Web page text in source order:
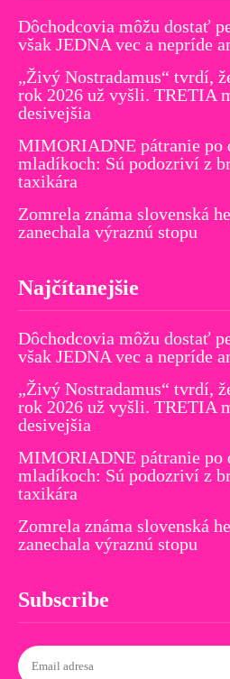
Dôchodcovia môžu dostať
však JEDNA vec a nepríde
„Živý Nostradamus“ tvrdí,
rok 2026 už vyšli. TRETIA
desivejšia
MIMORIADNE pátranie po
mladíkoch: Sú podozriví z
taxikára
Zomrela známa slovenská
zanechala výraznú stopu
Najčítanejšie
Dôchodcovia môžu dostať
však JEDNA vec a nepríde
„Živý Nostradamus“ tvrdí,
rok 2026 už vyšli. TRETIA
desivejšia
MIMORIADNE pátranie po
mladíkoch: Sú podozriví z
taxikára
Zomrela známa slovenská
zanechala výraznú stopu
Subscribe